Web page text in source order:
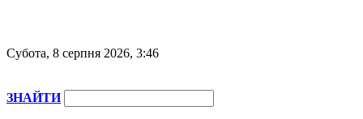
Субота, 8 серпня 2026, 3:46
ЗНАЙТИ